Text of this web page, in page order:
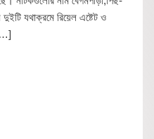
দুইটি যথাক্রমে রিয়েল এষ্টেট ও